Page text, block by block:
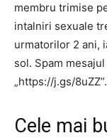
membru trimise
intalniri sexuale
urmatorilor 2 ani,
sol. Spam
„https://j.gs/8uZZ”.
Cele mai